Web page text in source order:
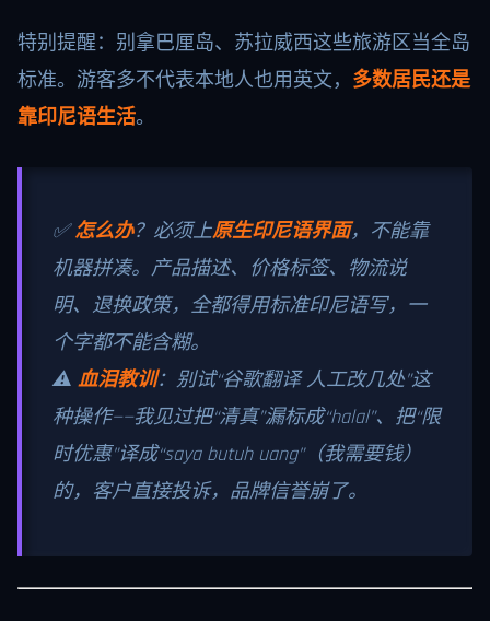
特别提醒：别拿巴厘岛、苏拉威西这些旅游区当全岛
标准。游客多不代表本地人也用英文， 多数居民还是
靠印尼语生活。
✅怎么办？必须上原生印尼语界面，不能靠
机器拼凑。产品描述、价格标签、物流说
明、退换政策，全都得用标准印尼语写，一
个字都不能含糊。
⚠️ 血泪教训：别试“谷歌翻译 人工改几处”这
种操作——我见过把“清真”漏标成“halal”、把“限
时优惠”译成“saya butuh uang”（我需要钱）
的，客户直接投诉，品牌信誉崩了。